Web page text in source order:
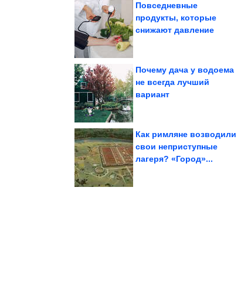
Повседневные
продукты, которые
снижают давление
Почему дача у водоема
не всегда лучший
вариант
Очаровательный кот из
Как римляне возводили
свои неприступные
лагеря? «Город»...
ФСБ предотвратила
теракт в Тюменской
области на...